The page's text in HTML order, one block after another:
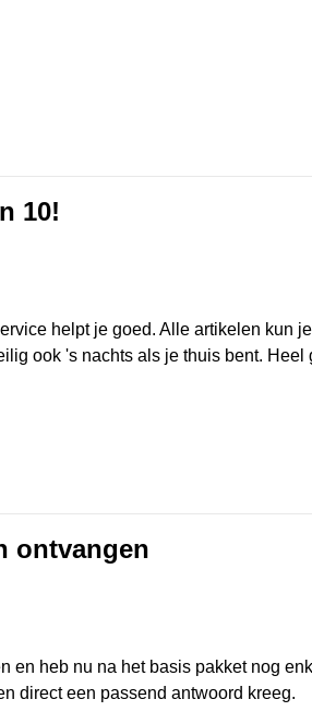
10!
helpt je goed. Alle artikelen kun
ook 's nachts als je thuis bent. Heel
ontvangen
en heb nu na het basis pakket nog
direct een passend antwoord kreeg.